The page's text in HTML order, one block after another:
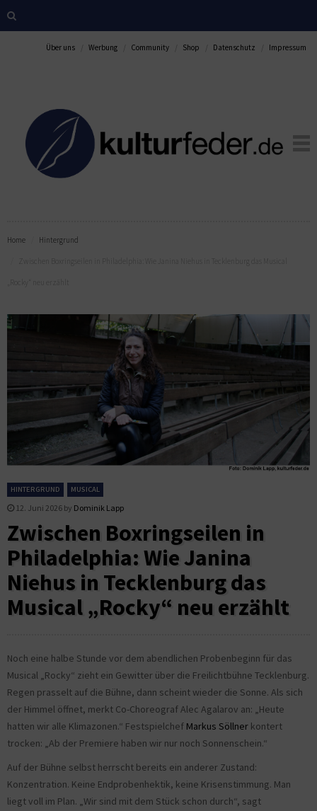
Über uns Werbung Community Shop Datenschutz Impressum
Home Hintergrund
Zwischen Boxringseilen in Philadelphia: Wie Janina Niehus in Tecklenburg das Musical
HINTERGRUND MUSICAL
12. Juni 2026 by Dominik Lapp
Zwischen Boxringseilen in
Philadelphia: Wie Janina
Niehus in Tecklenburg das
Musical „Rocky“ neu erzählt
Noch eine halbe Stunde vor dem abendlichen Probenbeginn für das
Musical „Rocky“ zieht ein Gewitter über die Freilichtbühne Tecklenburg.
Regen prasselt auf die Bühne, dann scheint wieder die Sonne. Als sich
der Himmel öffnet, merkt Co-Choreograf Alec Agalarov an: „Heute
hatten wir alle Klimazonen.“ Festspielchef Markus Söllner kontert
trocken: „Ab der Premiere haben wir nur noch Sonnenschein.“
Auf der Bühne selbst herrscht bereits ein anderer Zustand:
Konzentration. Keine Endprobenhektik, keine Krisenstimmung. Man
liegt voll im Plan. „Wir sind mit dem Stück schon durch“, sagt